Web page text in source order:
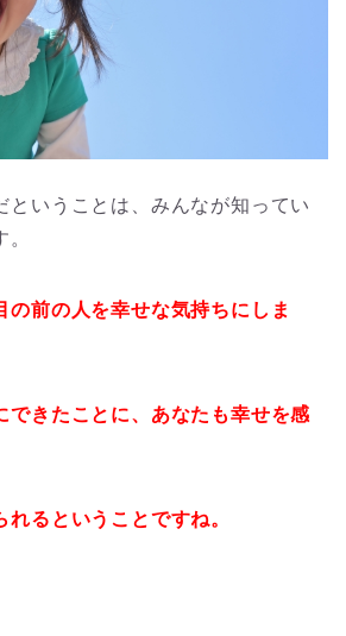
ということは、みんなが知ってい
の前の人を幸せな気持ちにしま
できたことに、あなたも幸せを感
るということですね。